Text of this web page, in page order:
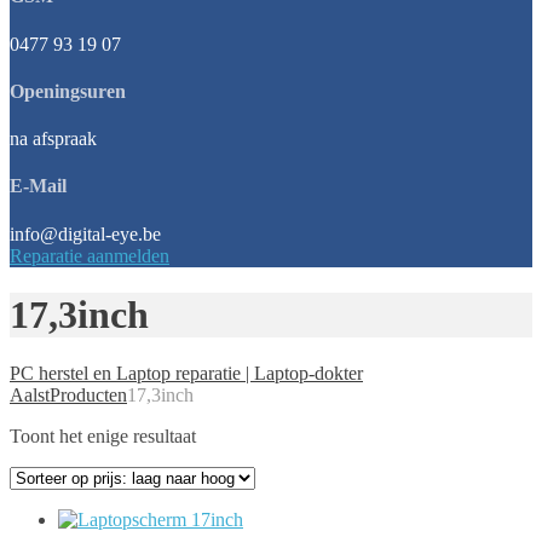
0477 93 19 07
Openingsuren
na afspraak
E-Mail
info@digital-eye.be
Reparatie aanmelden
17,3inch
PC herstel en Laptop reparatie | Laptop-dokter
AalstProducten17,3inch
Toont het enige resultaat